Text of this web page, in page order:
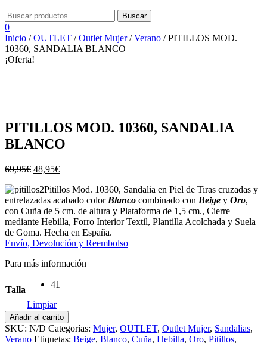
0
Inicio /OUTLET /Outlet Mujer/Verano / PITILLOS MOD.
10360, SANDALIA BLANCO
¡Oferta!
PITILLOS MOD. 10360, SANDALIA
BLANCO
69,95€ El
original
era:
69,95€.
48,95€El
actual
es:
48,95€.
Pitillos Mod. 10360, Sandalia en Piel de Tiras cruzadas y
entrelazadas acabado color Blanco combinado con Beige y Oro,
con Cuña de 5 cm. de altura y Plataforma de 1,5 cm., Cierre
mediante Hebilla, Forro Interior Textil, Plantilla Acolchada y Suela
de Goma. Hecha en España.
Envío, Devolución y Reembolso
Para más información
Talla
41
Limpiar
PITILLOS
MOD.
10360,
Añadir al carrito
SKU: N/D Categorías: Mujer, OUTLET, Outlet Mujer, Sandalias,
Verano Etiquetas: Beige, Blanco, Cuña, Hebilla, Oro, Pitillos,